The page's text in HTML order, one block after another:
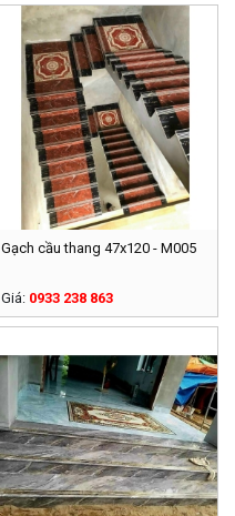
Gạch cầu thang 47x120 - M005
Giá: 0933 238 863